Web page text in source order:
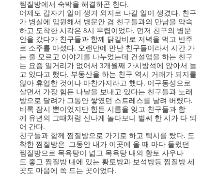
찜질방에서 숙박을 해결하곤 한다.
어제도 갑자기 일이 생겨 외지로 나갈 일이 생겼다. 친구
가 병실에 입원해서 병문안 겸 친구들과의 만남을 약속
하고 도착한 시각은 8시 무렵이었다. 먼저 친구의 병문
안을 갔다가 친구들과 함께 닭갈비로 저녁을 먹고 반주
로 소주를 마셨다. 오랜만에 만난 친구들이라서 시간 가
는 줄 모르고 이야기를 나누었는데 건설업을 하는 친구
는 요즘 일거리가 없어서 3개월째 가시방석에 앉아서 놀
고 있다고 했다. 부동산을 하는 친구 역시 거래가 되지를
않아 휴업한 것이나 마찬가지라고 했다. 이구동성으로
살면서 가장 힘든 나날을 보내고 있다는 친구들과 노래
방으로 달려가 그동안 쌓였던 스트레스를 날려 버렸다.
비록 잠시 뿐이었지만 힘든 시름을 잊고 친구들과 함
께 유년의 그때처럼 신나게 놀다보니 벌써 한 시가 다 되
어 간다.
친구들과 함께 찜질방으로 가기로 하고 택시를 탔다. 도
착한 찜질방은 그동안 내가 이곳에 올 때 마다 들렀던
찜질방으로 목욕탕이 넓고 목욕탕 내의 황토 사우나
도 좋고 찜질방 내에 있는 황토방과 보석방등 찜질방 세
곳도 마음에 쏙 드는 곳이었다.